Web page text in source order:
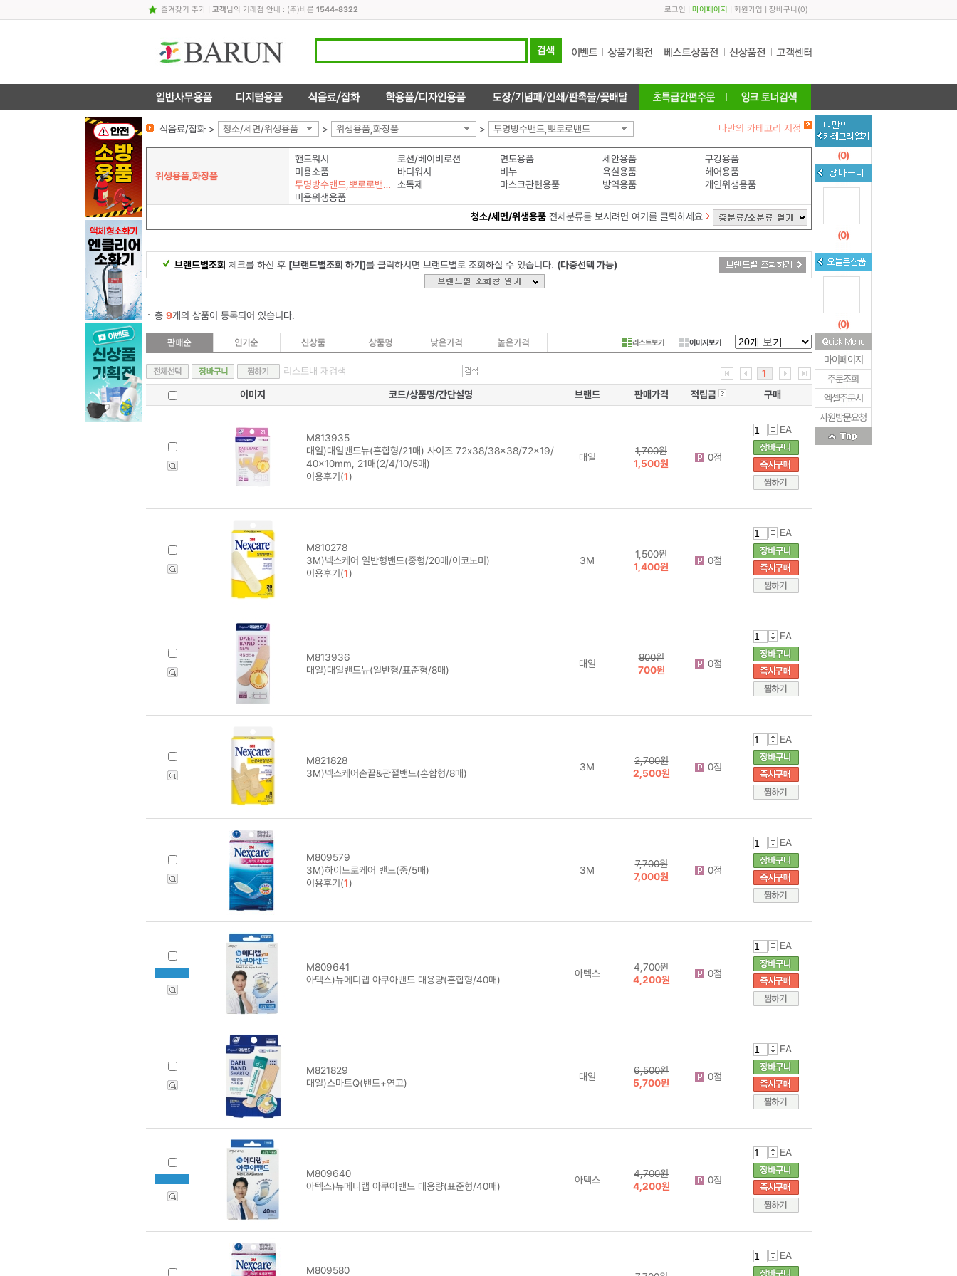
즐겨찾기 추가| 고객님의 거래점 안내 : (주)바른 1544-8322 로그인 마이페이지 회원가입 장바구니 (0)
식음료/잡화 > 청소/세면/위생용품 > 위생용품,화장품 > 투명방수밴드,뽀로로밴드 나만의 카테고리 지정
위생용품,화장품
핸드워시 로션/베이비로션 면도용품 세안용품
구강용품
미용소품
바디워시 비누 욕실용품
헤어용품
투명방수밴드,뽀로로밴드
소독제 마스크관련용품 방역용품
개인위생용품
미용위생용품
청소/세면/위생용품전체분류를 보시려면 여기를 클릭하세요
브랜드별조회 체크를 하신 후 [브랜드별조회 하기]를 클릭하시면 브랜드별로 조회하실 수 있습니다. (다중선택 가능)
총 9개의 상품이 등록되어 있습니다.
리스트보기 이미지보기
1
이미지
코드/상품명/간단설명 브랜드 판매가격 적립금 구매
M813935
대일)대일밴드뉴(혼합형/21매) 사이즈 72x38/38x38/72x19/
40x10mm, 21매(2/4/10/5매)
이용후기(1)
대일
1,700원
1,500원
0점
EA
M810278
3M)넥스케어 일반형밴드(중형/20매/이코노미)
이용후기(1)
3M
1,500원
1,400원
0점
EA
M813936
대일)대일밴드뉴(일반형/표준형/8매)
대일
800원
700원
0점
EA
M821828
3M)넥스케어손끝&관절밴드(혼합형/8매)
3M
2,700원
2,500원
0점
EA
M809579
3M)하이드로케어 밴드(중/5매)
이용후기(1)
3M
7,700원
7,000원
0점
EA
M809641
아텍스)뉴메디랩 아쿠아밴드 대용량(혼합형/40매)
아텍스
4,700원
4,200원
0점
EA
M821829
대일)스마트Q(밴드+연고)
대일
6,500원
5,700원
0점
EA
M809640
아텍스)뉴메디랩 아쿠아밴드 대용량(표준형/40매)
아텍스
4,700원
4,200원
0점
EA
M809580
EA
(0)
(0)
(0)
마이페이지
주문조회
엑셀주문서
사원방문요청